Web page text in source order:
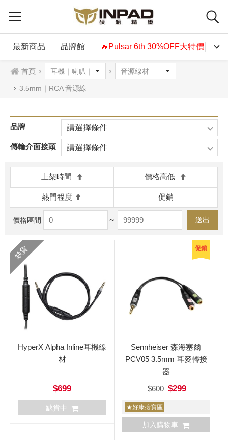
最新商品 品牌館 🔥Pulsar 6th 30%OFF大特價🔥
首頁
3.5mm｜RCA 音源線
品牌 請選擇條件
傳輸介面接頭 請選擇條件
上架時間 價格高低
熱門程度 促銷
價格區間 ~ 送出
缺貨
HyperX Alpha Inline耳機線
材
$699
缺貨中
促銷
Sennheiser 森海塞爾
PCV05 3.5mm 耳麥轉接
器
$600$299
★好康撿寶區
加入購物車